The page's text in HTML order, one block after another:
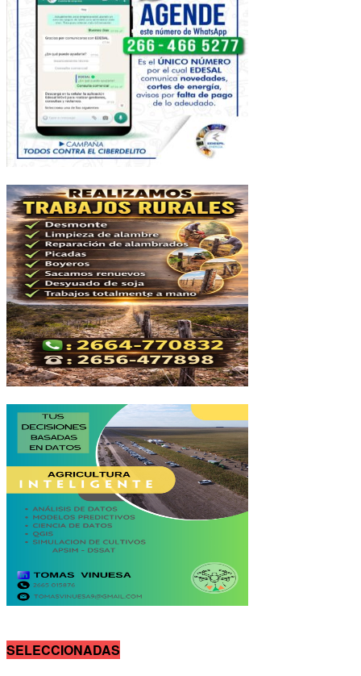
SELECCIONADAS